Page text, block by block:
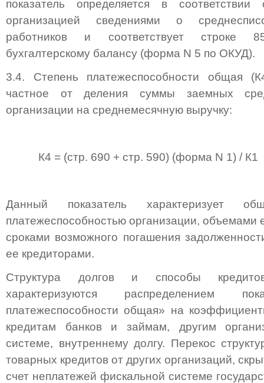
показатель определяется в
организацией сведениями о
работников и соответствует строке
бухгалтерскому балансу (форма N 5 по ОКУД).
3.4. Степень платежеспособности общая
частное от деления суммы заемных
организации на среднемесячную выручку:
К4 = (стр. 690 + стр. 590) (форма N 1) / К1
Данный показатель характеризует
платежеспособностью организации, объемами
сроками возможного погашения
ее кредиторами.
Структура долгов и способы
характеризуются распределением
платежеспособности общая» на
кредитам банков и займам, другим
системе, внутреннему долгу. Перекос
товарных кредитов от других организаций,
счет неплатежей фискальной системе